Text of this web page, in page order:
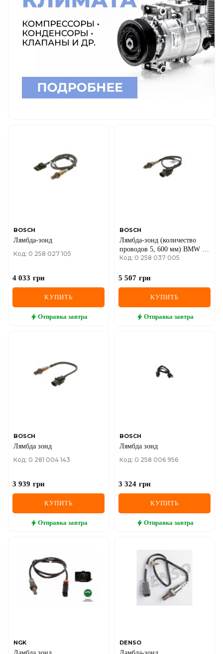
BOSCH
Лямбда-зонд
Код: 0 258 027 105
4 033 грн
КУПИТЬ
Отправка завтра
BOSCH
Лямбда-зонд (количество
проводов 5, 600 мм) BMW 5
(G30, F90), 8 (G14, F91),
(G16, F93) 4.4 09.17-
Код: 0 258 037 005
5 507 грн
КУПИТЬ
Отправка завтра
BOSCH
Лямбда зонд
Код: 0 281 004 143
3 939 грн
КУПИТЬ
Отправка завтра
BOSCH
Лямбда зонд
Код: 0 258 006 956
3 324 грн
КУПИТЬ
Отправка завтра
NGK DENSO